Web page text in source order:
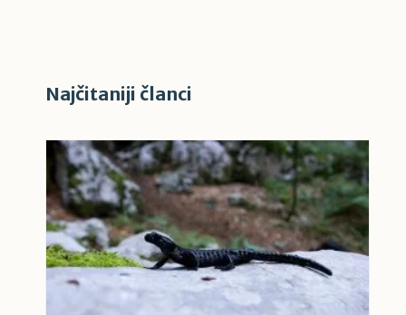
Najčitaniji članci